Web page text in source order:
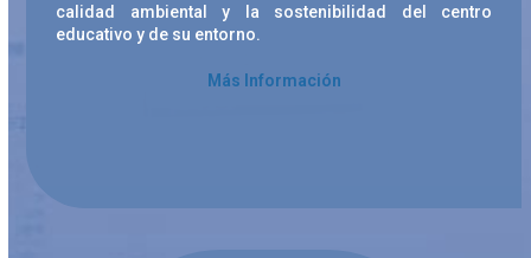
calidad ambiental y la sostenibilidad del centro
educativo y de su entorno.
Más Información